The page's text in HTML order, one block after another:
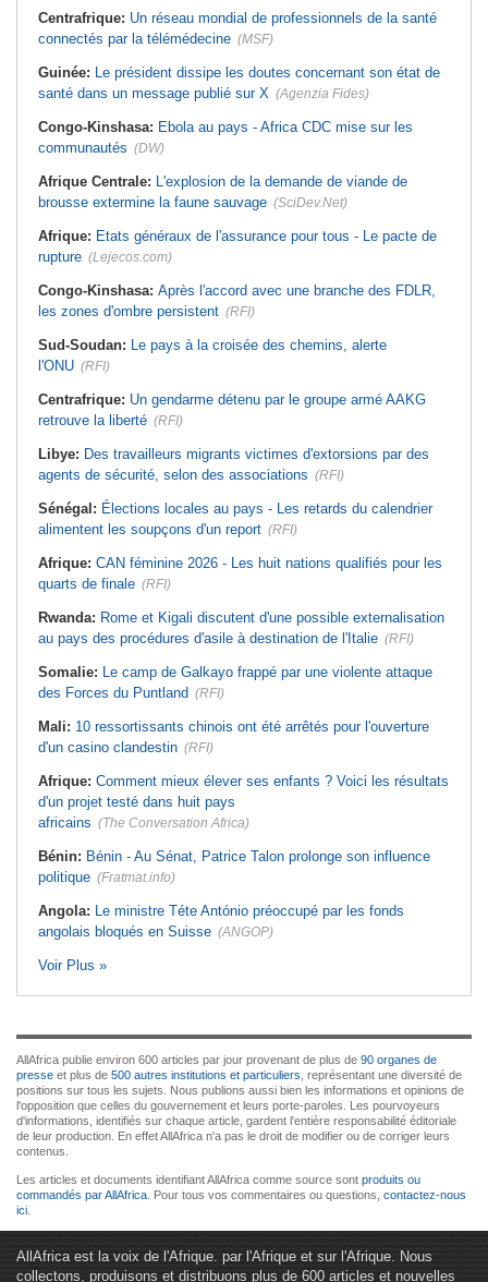
Centrafrique: Un réseau mondial de professionnels de la santé
connectés par la télémédecine (MSF)
Guinée: Le président dissipe les doutes concernant son état de
santé dans un message publié sur X (Agenzia Fides)
Congo-Kinshasa: Ebola au pays - Africa CDC mise sur les
communautés (DW)
Afrique Centrale: L'explosion de la demande de viande de
brousse extermine la faune sauvage (SciDev.Net)
Afrique: Etats généraux de l'assurance pour tous - Le pacte de
rupture (Lejecos.com)
Congo-Kinshasa: Après l'accord avec une branche des FDLR,
les zones d'ombre persistent (RFI)
Sud-Soudan: Le pays à la croisée des chemins, alerte
l'ONU (RFI)
Centrafrique: Un gendarme détenu par le groupe armé AAKG
retrouve la liberté (RFI)
Libye: Des travailleurs migrants victimes d'extorsions par des
agents de sécurité, selon des associations (RFI)
Sénégal: Élections locales au pays - Les retards du calendrier
alimentent les soupçons d'un report (RFI)
Afrique: CAN féminine 2026 - Les huit nations qualifiés pour les
quarts de finale (RFI)
Rwanda: Rome et Kigali discutent d'une possible externalisation
au pays des procédures d'asile à destination de l'Italie (RFI)
Somalie: Le camp de Galkayo frappé par une violente attaque
des Forces du Puntland (RFI)
Mali: 10 ressortissants chinois ont été arrêtés pour l'ouverture
d'un casino clandestin (RFI)
Afrique: Comment mieux élever ses enfants ? Voici les résultats
d'un projet testé dans huit pays
africains (The Conversation Africa)
Bénin: Bénin - Au Sénat, Patrice Talon prolonge son influence
politique (Fratmat.info)
Angola: Le ministre Téte António préoccupé par les fonds
angolais bloqués en Suisse (ANGOP)
Voir Plus »
AllAfrica publie environ 600 articles par jour provenant de plus de 90 organes de
presse et plus de 500 autres institutions et particuliers , représentant une diversité de
positions sur tous les sujets. Nous publions aussi bien les informations et opinions de
l'opposition que celles du gouvernement et leurs porte-paroles. Les pourvoyeurs
d'informations, identifiés sur chaque article, gardent l'entière responsabilité éditoriale
de leur production. En effet AllAfrica n'a pas le droit de modifier ou de corriger leurs
contenus.
Les articles et documents identifiant AllAfrica comme source sont produits ou
commandés par AllAfrica . Pour tous vos commentaires ou questions, contactez-nous
ici
AllAfrica est la voix de l'Afrique. par l'Afrique et sur l'Afrique. Nous
collectons, produisons et distribuons plus de 600 articles et nouvelles